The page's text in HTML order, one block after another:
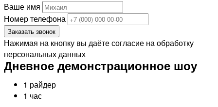
Ваше имя
Номер телефона
Заказать звонок
Нажимая на кнопку вы даёте согласие на обработку
персональных данных
Дневное демонстрационное шоу
1 райдер
1 час